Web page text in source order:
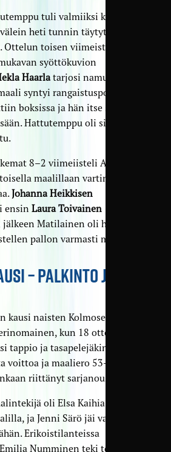
tuli valmiiksi kahdella
heti tunnin täytyttyä
toisen viimeistelynsä
syöttökuvion
Haarlatarjosi namupaikan
syntyi rangaistuspotkusta,
boksissa ja hän itse sijoitti
Hattutemppu oli siis
8–2 viimeiisteli Alina
maalillaan vartin verran
Johanna Heikkisen
ensin Laura Toivainen
Matilainen oli hereillä
pallon varmasti maaliin.
– PALKINTO JÄI
kausi naisten Kolmosessa oli
kun 18 ottelussa
tappio ja tasapelejäkin oli vain
voittoa ja maaliero 53–23 ei
riittänyt sarjanousuun.
oli Elsa Kaihia
ja Jenni Särö jäi vain
Erikoistilanteissa
Numminen teki topparille